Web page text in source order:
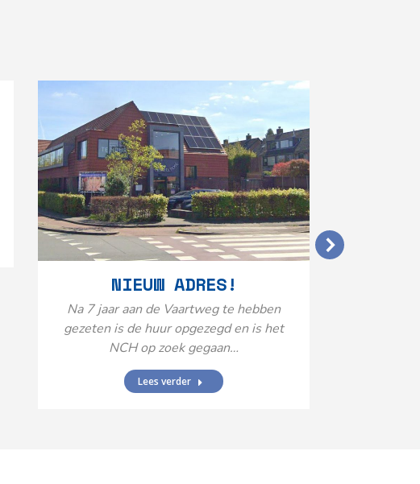
NIEUW ADRES!
Na 7 jaar aan de Vaartweg te hebben
gezeten is de huur opgezegd en is het
NCH op zoek gegaan…
Lees verder